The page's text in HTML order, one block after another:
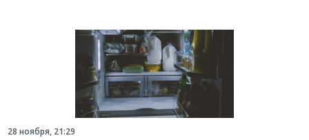
28 ноября, 21:29